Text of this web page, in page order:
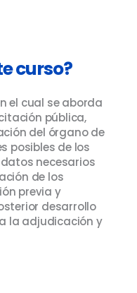
curso?
el cual se aborda
pública,
del órgano de
posibles de los
necesarios
de los
previa y
desarrollo
la adjudicación y